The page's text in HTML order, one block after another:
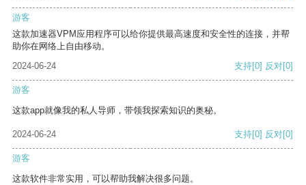
游客
这款加速器VPM应用程序可以给你提供最高速度和安全性的连接，并帮
助你在网络上自由移动。
2024-06-24
支持[0] 反对[0]
游客
这款app就像我的私人导师，带领我探索知识的奥秘。
2024-06-24 支持[0] 反对[0]
游客
这款软件非常实用，可以帮助我解决很多问题。